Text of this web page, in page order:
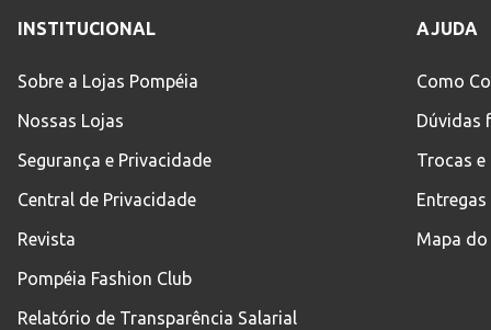
INSTITUCIONAL
Sobre a Lojas Pompéia
Nossas Lojas
Segurança e Privacidade
Central de Privacidade
Revista
Pompéia Fashion Club
Relatório de Transparência Salarial
AJUDA
Como
Dúvidas
Trocas e
Entregas
Mapa do